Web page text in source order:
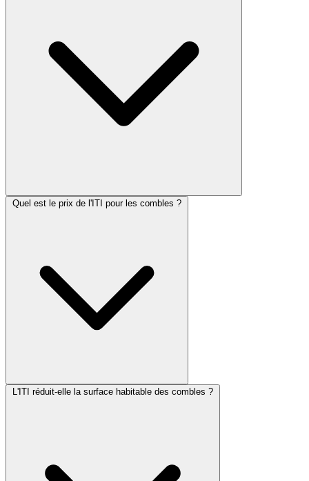
Quel est le prix de l'ITI pour les combles ?
L'ITI réduit-elle la surface habitable des combles ?